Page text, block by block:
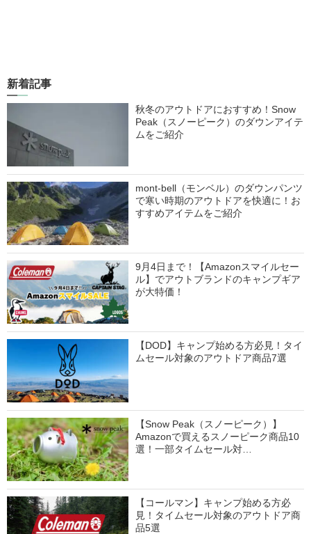
新着記事
秋冬のアウトドアにおすすめ！Snow
Peak（スノーピーク）のダウンアイテ
ムをご紹介
mont-bell（モンベル）のダウンパンツ
で寒い時期のアウトドアを快適に！お
すすめアイテムをご紹介
9月4日まで！【Amazonスマイルセー
ル】でアウトブランドのキャンプギア
が大特価！
【DOD】キャンプ始める方必見！タイ
ムセール対象のアウトドア商品7選
【Snow Peak（スノーピーク）】
Amazonで買えるスノーピーク商品10
選！一部タイムセール対…
【コールマン】キャンプ始める方必
見！タイムセール対象のアウトドア商
品5選